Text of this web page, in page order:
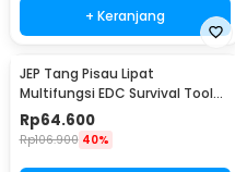
+ Keranjang
JEP Tang Pisau Lipat
Multifungsi EDC Survival Tool
Stainless Steel - MPA22S
Rp64.600
Rp106.900 40%